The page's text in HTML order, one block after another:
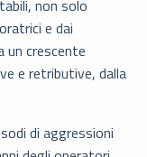
non solo
e dai
crescente
e retributive, dalla
di aggressioni